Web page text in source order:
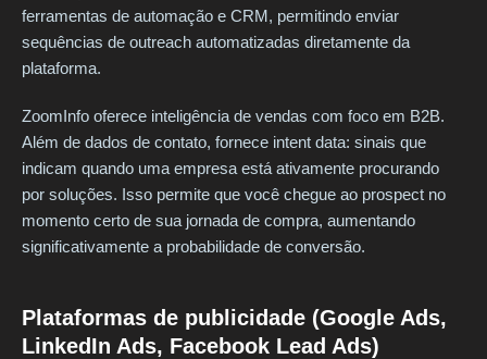
ferramentas de automação e CRM, permitindo enviar
sequências de outreach automatizadas diretamente da
plataforma.
ZoomInfo oferece inteligência de vendas com foco em B2B.
Além de dados de contato, fornece intent data: sinais que
indicam quando uma empresa está ativamente procurando
por soluções. Isso permite que você chegue ao prospect no
momento certo de sua jornada de compra, aumentando
significativamente a probabilidade de conversão.
Plataformas de publicidade (Google Ads,
LinkedIn Ads, Facebook Lead Ads)